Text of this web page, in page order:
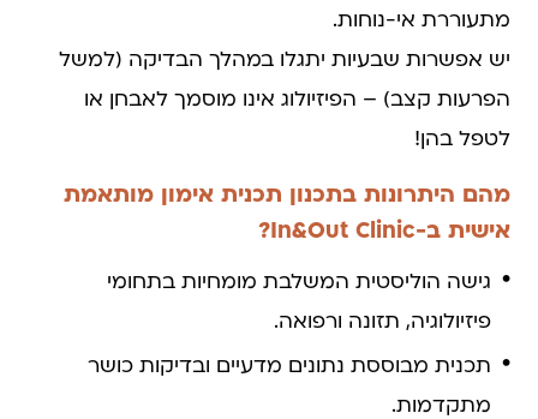
מתעוררת אי-נוחות.
יש אפשרות שבעיות יתגלו במהלך הבדיקה (למשל
הפרעות קצב) – הפיזיולוג אינו מוסמך לאבחן או
לטפל בהן!
מהם היתרונות בתכנון תכנית אימון מותאמת
אישית ב-In&Out Clinic?
גישה הוליסטית המשלבת מומחיות בתחומי
פיזיולוגיה, תזונה ורפואה.
תכנית מבוססת נתונים מדעיים ובדיקות כושר
מתקדמות.